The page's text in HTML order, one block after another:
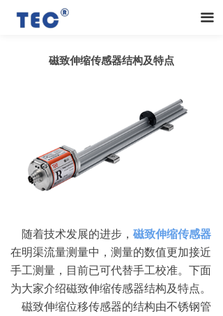
끀
磁致伸缩传感器结构及特点
随着技术发展的进步， 磁致伸缩传感器
在明渠流量测量中，测量的数值更加接近
手工测量，目前已可代替手工校准。下面
为大家介绍磁致伸缩传感器结构及特点。
磁致伸缩位移传感器的结构由不锈钢管